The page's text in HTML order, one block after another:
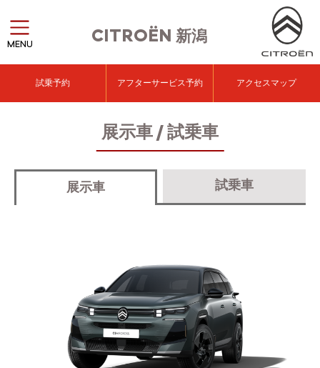
CITROËN 新潟
MENU
試乗予約 アフターサービス予約 アクセスマップ
展示車 / 試乗車
展示車 試乗車